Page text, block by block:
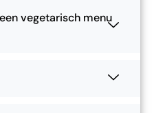
vegetarisch menu